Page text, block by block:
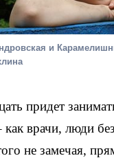
и
придет
врачи, люди
не замечая,